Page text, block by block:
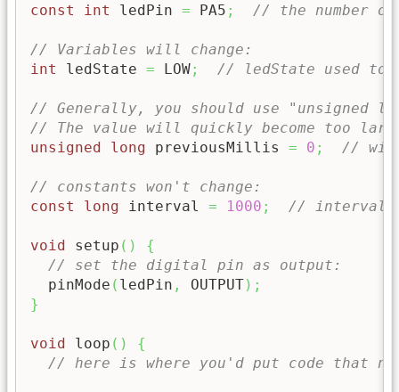
const
int ledPin = PA5 ; // the number of
// Variables will change:
int
ledState = LOW; // ledState used to
// Generally, you should use "unsigned
// The value will quickly become too
unsigned
long previousMillis = 0 ; // will
// constants won't change:
const
long interval = 1000 ; // interval
void setup ( )
{
// set the digital pin as output:
  pinMode
( ledPin , OUTPUT) ;
}
void loop ( )
{
// here is where you'd put code that